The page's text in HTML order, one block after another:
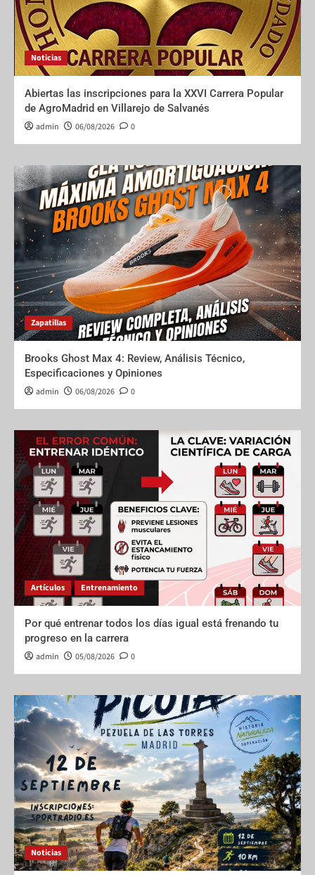
Noticias
Abiertas las inscripciones para la XXVI Carrera Popular
de AgroMadrid en Villarejo de Salvanés
admin 06/08/2026 0
Zapatillas
Brooks Ghost Max 4: Review, Análisis Técnico,
Especificaciones y Opiniones
admin 06/08/2026 0
Artículos Entrenamiento
Por qué entrenar todos los días igual está frenando tu
progreso en la carrera
admin 05/08/2026 0
Noticias